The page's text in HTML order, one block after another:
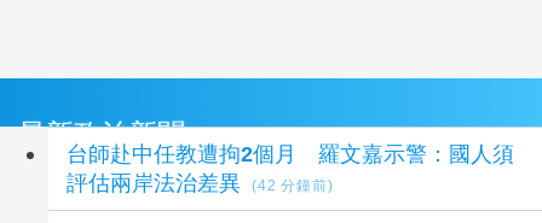
最新政治新聞
台師赴中任教遭拘2個月 羅文嘉示警：國人須
評估兩岸法治差異
(42 分鐘前)